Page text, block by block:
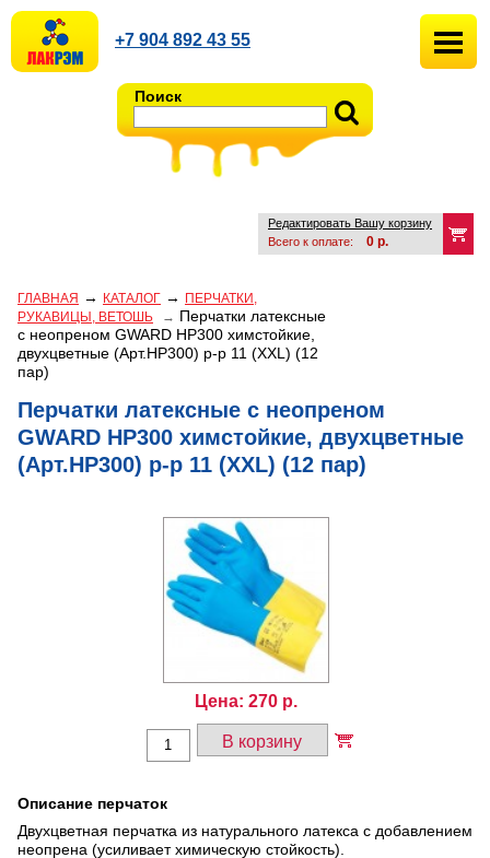
Поиск
+7 904 892 43 55
Редактировать Вашу корзину
Всего к оплате:
0 р.
ГЛАВНАЯ → КАТАЛОГ →
ПЕРЧАТКИ,
РУКАВИЦЫ, ВЕТОШЬ
→ Перчатки латексные
с неопреном GWARD HР300 химстойкие,
двухцветные (Арт.HР300) р-р 11 (ХХL) (12
пар)
Перчатки латексные с неопреном
GWARD HР300 химстойкие, двухцветные
(Арт.HР300) р-р 11 (ХХL) (12 пар)
Цена: 270 р.
В корзину
Описание перчаток
Двухцветная перчатка из натурального латекса с добавлением
неопрена (усиливает химическую стойкость).